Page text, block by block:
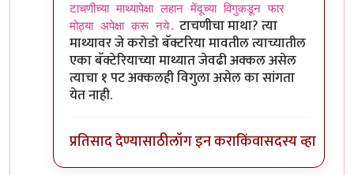
In reply toटाचणीच्या माथ्यापेक्षा लहान byआग्या१९९०
टाचणीच्या माथ्यापेक्षा लहान मेंदूच्या विगुकडून फार
मोठ्या अपेक्षा करू नये. टाचणीचा माथा? त्या
माथ्यावर जे करोडो बॅक्टरिया मावतील त्याच्यातील
एका बॅक्टेरियाच्या माथ्यात जेवढी अक्कल असेल
त्याचा १ पट अक्कलही विगुला असेल का सांगता
येत नाही.
प्रतिसाद देण्यासाठीलॉग इन कराकिंवासदस्य व्हा